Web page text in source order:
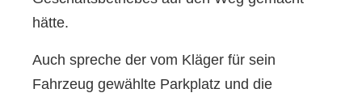
hätte.
Auch spreche der vom Kläger für sein
Fahrzeug gewählte Parkplatz und die